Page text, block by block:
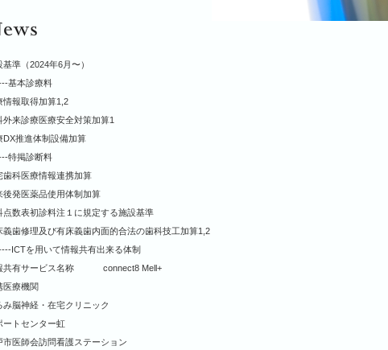
基準（2024年6月〜）
基本診療料
情報取得加算1,2
外来診療医療安全対策加算1
DX推進体制設備加算
特掲診断料
歯科医療情報連携加算
後発医薬品使用体制加算
点数表初診料注１に規定する施設基準
義歯修理及び有床義歯内面的合法の歯科技工加算1,2
ICTを用いて情報共有出来る体制
共有サービス名称 connect8 Mell+
医療機関
み脳神経・在宅クリニック
ートセンター虹
市医師会訪問看護ステーション